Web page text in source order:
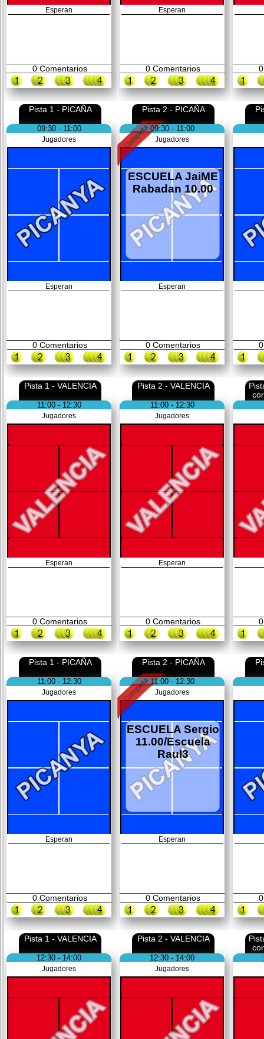
Esperan
0Comentarios
Esperan
0Comentarios 0
Pista 1 - PICAÑA
09:30 - 11:00
Jugadores
Esperan
0Comentarios
Pista 2 - PICAÑA
09:30 - 11:00
Jugadores
ESCUELA JaiME
Rabadan 10.00
Esperan
0Comentarios 0
Pista 1 - VALENCIA
11:00 - 12:30
Jugadores
Esperan
0Comentarios
Pista 2 - VALENCIA
11:00 - 12:30
Jugadores
Esperan
0Comentarios 0
Pista 1 - PICAÑA
11:00 - 12:30
Jugadores
Esperan
0Comentarios
Pista 2 - PICAÑA
11:00 - 12:30
Jugadores
ESCUELA Sergio
11.00/Escuela
Raul3
Esperan
0Comentarios 0
Pista 1 - VALENCIA
12:30 - 14:00
Jugadores
Pista 2 - VALENCIA
12:30 - 14:00
Jugadores